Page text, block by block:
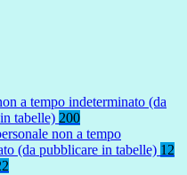
a tempo indeterminato (da
tabelle) 200
non a tempo
(da pubblicare in tabelle) 12